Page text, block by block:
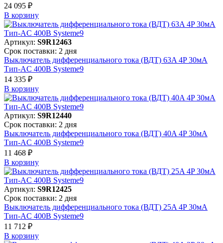
24 095 ₽
В корзинy
Артикул: S9R12463
Срок поставки: 2 дня
Выключатель дифференциального тока (ВДТ) 63A 4P 30мА
Тип-AC 400В Systeme9
14 335 ₽
В корзинy
Артикул: S9R12440
Срок поставки: 2 дня
Выключатель дифференциального тока (ВДТ) 40A 4P 30мА
Тип-AC 400В Systeme9
11 468 ₽
В корзинy
Артикул: S9R12425
Срок поставки: 2 дня
Выключатель дифференциального тока (ВДТ) 25A 4P 30мА
Тип-AC 400В Systeme9
11 712 ₽
В корзинy